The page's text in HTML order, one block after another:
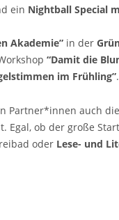
ein Nightball Special
Akademie”in der
“Damit die
im Frühling”
Partner*innen auch
Egal, ob der große
oder Lese- und